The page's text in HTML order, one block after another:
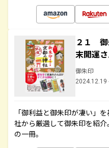
２１ 御
末開運
御朱印
2024.12.19
「御利益と御朱印が凄い」
社から厳選して御朱印を紹
の一冊。